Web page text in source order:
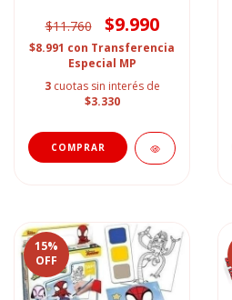
$11.760
$9.990
$8.991 con Transferencia
Especial MP
3 cuotas sin interés de
$3.330
15%
OFF